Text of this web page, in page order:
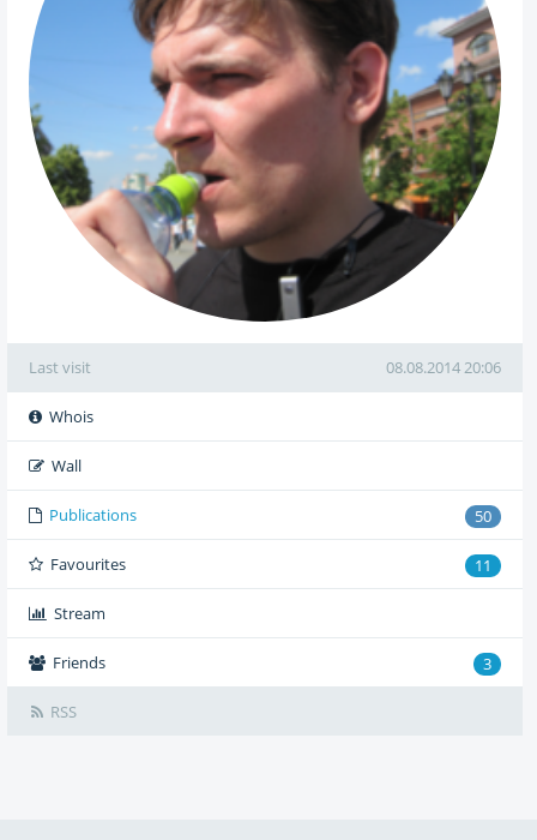
Last visit 08.08.2014 20:06
Whois
Wall
Publications 50
Favourites 11
Stream
Friends 3
RSS